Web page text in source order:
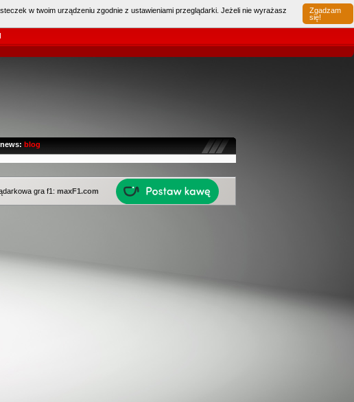
Pamiętaj mnie Haslo |
blog
gra f1: maxF1.com
w twoim urządzeniu zgodnie z ustawieniami przeglądarki. Jeżeli nie wyrażasz
Zgadzam
się!